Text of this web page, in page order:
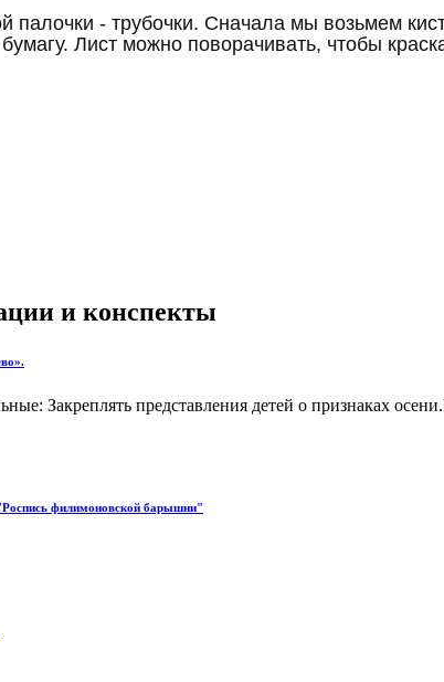
- трубочки. Сначала мы возьмем
Лист можно поворачивать, чтобы
и конспекты
Закреплять представления детей о признаках
филимоновской барышни"